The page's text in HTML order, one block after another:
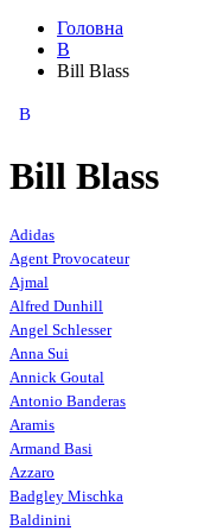
Головна
B
Bill Blass
B
Bill Blass
Adidas
Agent Provocateur
Ajmal
Alfred Dunhill
Angel Schlesser
Anna Sui
Annick Goutal
Antonio Banderas
Aramis
Armand Basi
Azzaro
Badgley Mischka
Baldinini